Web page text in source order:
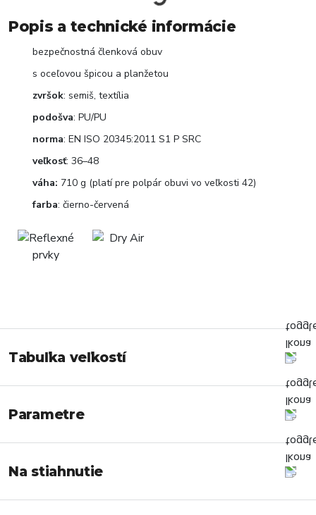
Popis a technické informácie
bezpečnostná členková obuv
s oceľovou špicou a planžetou
zvršok: semiš, textília
podošva: PU/PU
norma: EN ISO 20345:2011 S1 P SRC
veľkosť: 36–48
váha: 710 g (platí pre polpár obuvi vo veľkosti 42)
farba: čierno-červená
Tabuľka veľkostí
Parametre
Na stiahnutie